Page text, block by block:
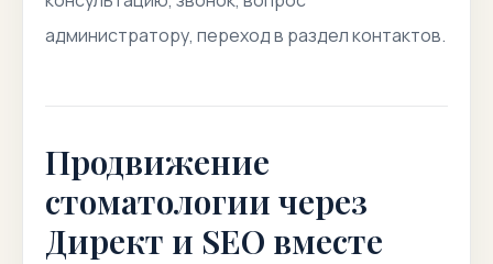
администратору, переход в раздел контактов.
Продвижение
стоматологии через
Директ и SEO вместе